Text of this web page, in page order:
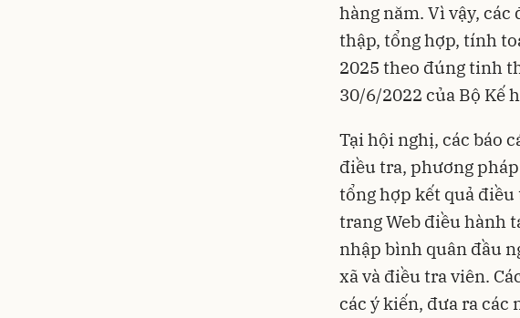
hàng năm. Vì vậy,
thập, tổng hợp, tính
2025 theo đúng tinh
30/6/2022 của Bộ Kế
Tại hội nghị, các báo
điều tra, phương
tổng hợp kết quả
trang Web điều hành
nhập bình quân đầu
xã và điều tra viên.
các ý kiến, đưa ra các